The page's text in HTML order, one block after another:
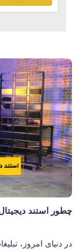
چطور استند
در دنیای امروز،